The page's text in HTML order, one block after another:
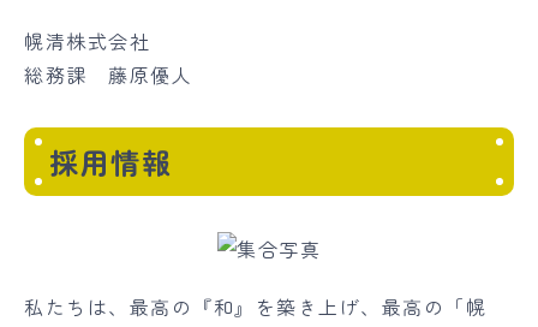
幌清株式会社
総務課 藤原優人
採用情報
私たちは、最高の『和』を築き上げ、最高の「幌